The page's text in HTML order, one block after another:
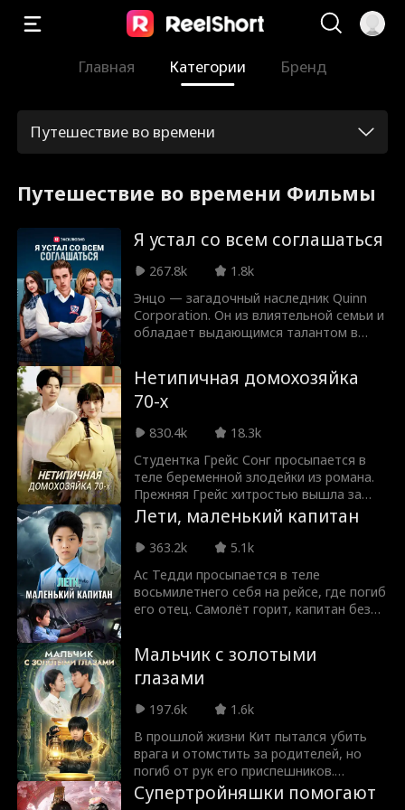
Главная Категории Бренд
Путешествие во времени
Путешествие во времени Фильмы
Я устал со всем соглашаться
267.8k
1.8k
Энцо — загадочный наследник Quinn
Corporation. Он из влиятельной семьи и
обладает выдающимся талантом в
своей семьи, Стеллу Холл. Однажды
ночью Стелла попадает в аварию из-за
вождения в нетрезвом виде, но
Боясь, что её секрет раскроется,
Стелла обманывает Энцо и забирает
все его сбережения, нанимая убийцу,
чтобы убить его. Однако, когда Энцо
почти умирает, загадочная сила
возвращает его на месяц назад.
Теперь, зная истинную сущность
Стеллы, Энцо больше не влюблён в неё.
Он решает избавиться от образа
"простачка" и сделать так, чтобы
Стелла получила по заслугам.
Нетипичная домохозяйка
70-х
830.4k
18.3k
Студентка Грейс Сонг просыпается в
теле беременной злодейки из романа.
Прежняя Грейс хитростью вышла за
Уильяма Хэя ради власти. Но когда его
семью оклеветали и сослали в деревню,
она бросила мужа и избавилась от
конец в руках мужа-тирана.
Лети, маленький капитан
363.2k
5.1k
Ас Тедди просыпается в теле
восьмилетнего себя на рейсе, где погиб
его отец. Самолёт горит, капитан без
ум в детском теле, чтобы изменить
судьбу и всех спасти, прежде чем
Мальчик с золотыми
глазами
197.6k
1.6k
В прошлой жизни Кит пытался убить
врага и отомстить за родителей, но
погиб от рук его приспешников.
Очнувшись, он понимает, что
переродился десятилетним мальчиком
Супертройняшки помогают